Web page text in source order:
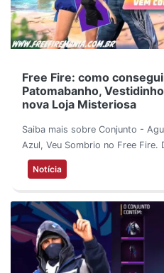
Free Fire: como
Patomabanho,
nova Loja Misteriosa
Saiba mais sobre Conjunto -
Azul, Veu Sombrio no Free Fire.
Notícia